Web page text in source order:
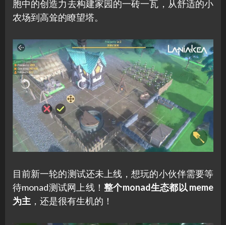
胞中的创造力去构建家园的一砖一瓦，从舒适的小
农场到高耸的瞭望塔。
目前新一轮的测试还未上线，想玩的小伙伴需要等
待monad测试网上线！ 整个monad生态都以 meme
为主 ，还是很有生机的！